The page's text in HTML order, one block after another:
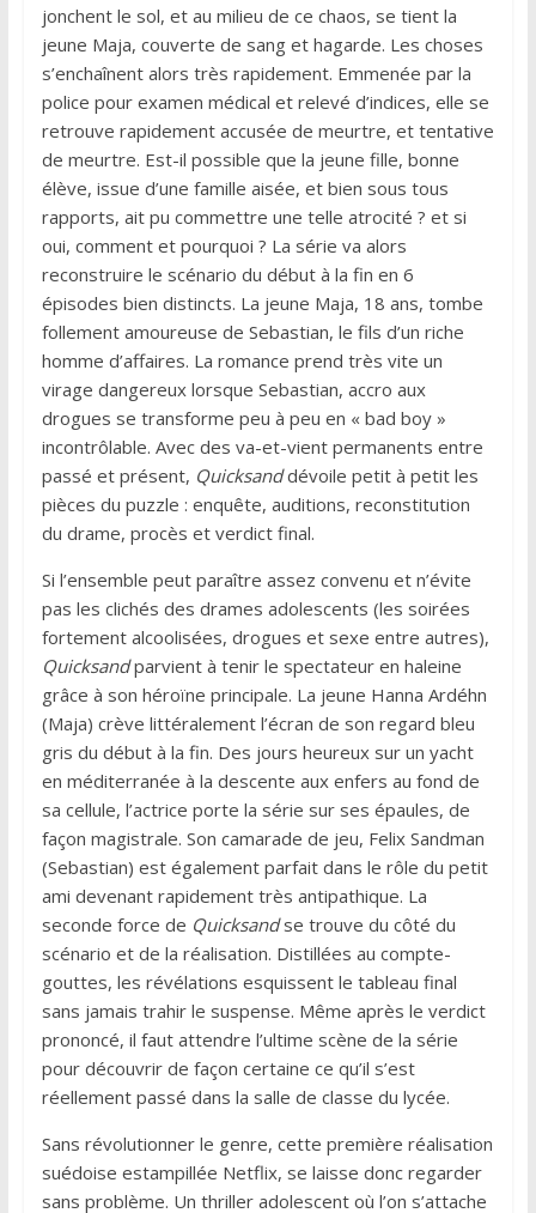
jonchent le sol, et au milieu de ce chaos, se tient la
jeune Maja, couverte de sang et hagarde. Les choses
s’enchaînent alors très rapidement. Emmenée par la
police pour examen médical et relevé d’indices, elle se
retrouve rapidement accusée de meurtre, et tentative
de meurtre. Est-il possible que la jeune fille, bonne
élève, issue d’une famille aisée, et bien sous tous
rapports, ait pu commettre une telle atrocité ? et si
oui, comment et pourquoi ? La série va alors
reconstruire le scénario du début à la fin en 6
épisodes bien distincts. La jeune Maja, 18 ans, tombe
follement amoureuse de Sebastian, le fils d’un riche
homme d’affaires. La romance prend très vite un
virage dangereux lorsque Sebastian, accro aux
drogues se transforme peu à peu en « bad boy »
incontrôlable. Avec des va-et-vient permanents entre
passé et présent, Quicksanddévoile petit à petit les
pièces du puzzle : enquête, auditions, reconstitution
du drame, procès et verdict final.
Si l’ensemble peut paraître assez convenu et n’évite
pas les clichés des drames adolescents (les soirées
fortement alcoolisées, drogues et sexe entre autres),
Quicksandparvient à tenir le spectateur en haleine
grâce à son héroïne principale. La jeune Hanna Ardéhn
(Maja) crève littéralement l’écran de son regard bleu
gris du début à la fin. Des jours heureux sur un yacht
en méditerranée à la descente aux enfers au fond de
sa cellule, l’actrice porte la série sur ses épaules, de
façon magistrale. Son camarade de jeu, Felix Sandman
(Sebastian) est également parfait dans le rôle du petit
ami devenant rapidement très antipathique. La
seconde force de Quicksandse trouve du côté du
scénario et de la réalisation. Distillées au compte-
gouttes, les révélations esquissent le tableau final
sans jamais trahir le suspense. Même après le verdict
prononcé, il faut attendre l’ultime scène de la série
pour découvrir de façon certaine ce qu’il s’est
réellement passé dans la salle de classe du lycée.
Sans révolutionner le genre, cette première réalisation
suédoise estampillée Netflix, se laisse donc regarder
sans problème. Un thriller adolescent où l’on s’attache